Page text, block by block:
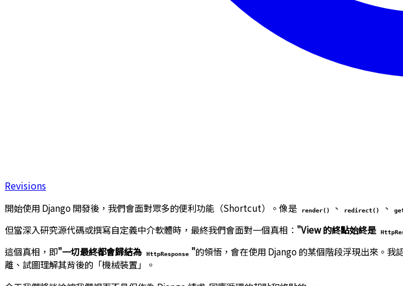
Revisions
開始使用 Django 開發後，我們會面對眾多的便利功能（Shortcut）。像是 render() 、 redirect() 、
但當深入研究源代碼或撰寫自定義中介軟體時，最終我們會面對一個真相： "View 的終點始終是
這個真相，即"一切最終都會歸結為 HttpResponse "的領悟，會在使用 Django 的某個階段浮現出來。
離、試圖理解其背後的「機械裝置」。